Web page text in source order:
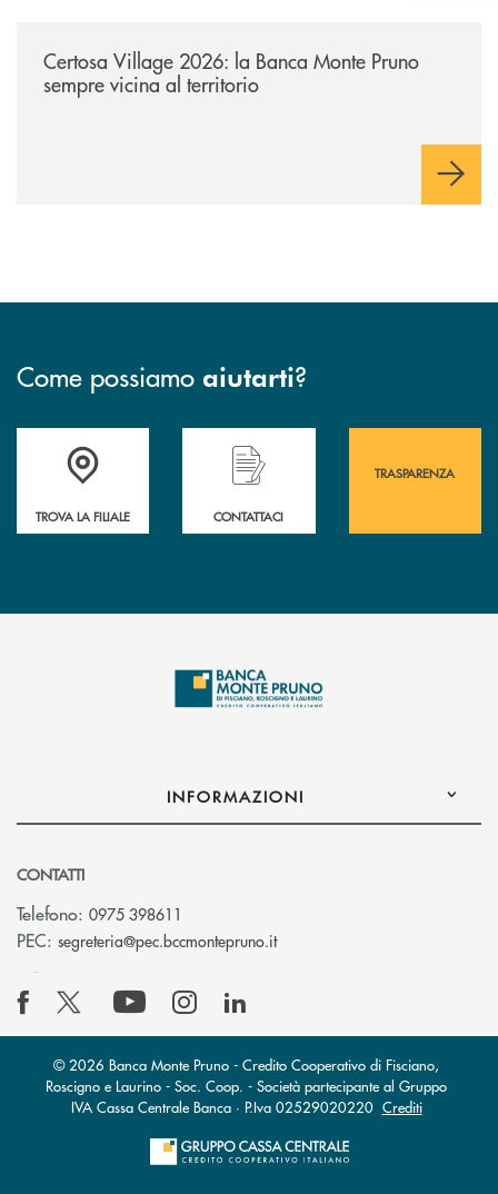
Certosa Village 2026: la Banca Monte Pruno
sempre vicina al territorio
Come possiamo aiutarti?
Accedi all' elenco completo&nbsp; delle&nbsp; filiali&nbsp; di Banca
TROVA LA FILIALE
Hai bisogno di assistenza immediata?
CONTATTACI
TRASPARENZA
INFORMAZIONI
CONTATTI
Telefono: 0975 398611
PEC: segreteria@pec.bccmontepruno.it(si apre l’app di posta
© 2026 Banca Monte Pruno - Credito Cooperativo di Fisciano,
Roscigno e Laurino - Soc. Coop. - Società partecipante al Gruppo
IVA Cassa Centrale Banca · P.Iva 02529020220 Crediti